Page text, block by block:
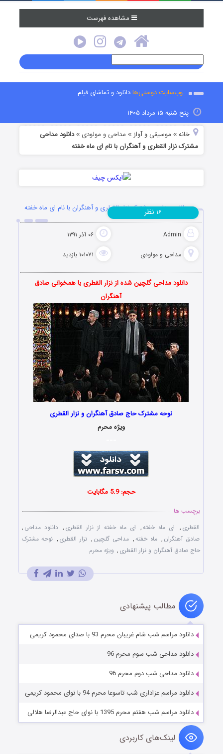
مشاهده فهرست
وب‌سایت دوستی‌هادانلود و تماشای فیلم
پنج شنبه ۱۵ مرداد ۱۴۰۵
خانه » موسیقی و آواز » مداحی و مولودی »دانلود مداحی
مشترک نزار القطری و آهنگران با نام ای ماه خفته
دانلود مداحی مشترک نزار القطری و آهنگران با نام ای ماه خفته
Admin ۰۶ آذر ۱۳۹۱
مداحی و مولودی ۱۰۱۰۷۱ بازدید
۱۶ نظر
دانلود مداحی گلچین شده از نزار القطری با همخوانی صادق
آهنگران
نوحه مشترک حاج صادق آهنگران و نزار القطری
ویژه محرم
حجم: 5.9 مگابایت
برچسب ها
القطری , ای ماه خفته, ای ماه خفته از نزار القطری , دانلود مداحی ,
صادق آهنگران , ماه خفته, مداحی گلچین , نزار القطری , نوحه مشترک
حاج صادق آهنگران و نزار القطری , ویژه محرم
مطالب پیشنهادی
دانلود مراسم شب شام غریبان محرم 93 با صدای محمود کریمی
دانلود مداحی شب سوم محرم 96
دانلود مداحی شب دوم محرم 96
دانلود مراسم عزاداری شب تاسوعا محرم 94 با نوای محمود کریمی
دانلود مراسم شب هفتم محرم 1395 با نوای حاج عبدالرضا هلالی
لینک‌های کاربردی